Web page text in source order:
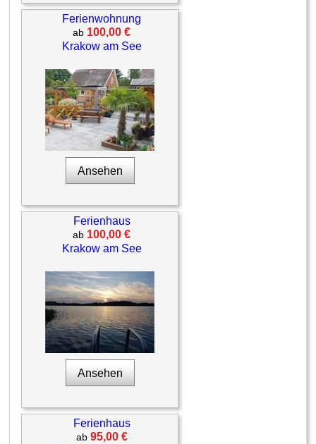
Ferienwohnung
ab 100,00 €
Krakow am See
Ansehen
Ferienhaus
ab 100,00 €
Krakow am See
Ansehen
Ferienhaus
ab 95,00 €